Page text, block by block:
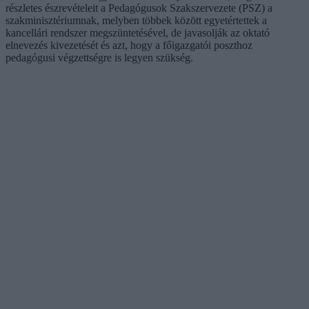
részletes észrevételeit a Pedagógusok Szakszervezete (PSZ) a
szakminisztériumnak, melyben többek között egyetértettek a
kancellári rendszer megszüntetésével, de javasolják az oktató
elnevezés kivezetését és azt, hogy a főigazgatói poszthoz
pedagógusi végzettségre is legyen szükség.